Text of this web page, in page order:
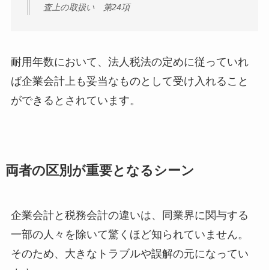
査上の取扱い 第24項
耐用年数において、法人税法の定めに従っていれ
ば企業会計上も妥当なものとして受け入れること
ができるとされています。
両者の区別が重要となるシーン
企業会計と税務会計の違いは、同業界に関与する
一部の人々を除いて驚くほど知られていません。
そのため、大きなトラブルや誤解の元になってい